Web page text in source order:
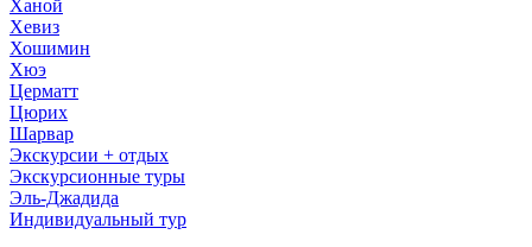
Ханой
Хевиз
Хошимин
Хюэ
Церматт
Цюрих
Шарвар
Экскурсии + отдых
Экскурсионные туры
Эль-Джадида
Индивидуальный тур